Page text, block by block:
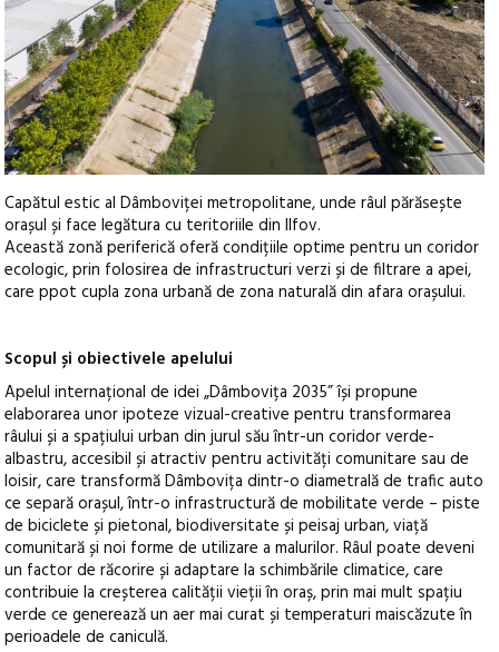
Capătul estic al Dâmboviței metropolitane, unde râul părăsește
orașul și face legătura cu teritoriile din Ilfov.
Această zonă periferică oferă condițiile optime pentru un coridor
ecologic, prin folosirea de infrastructuri verzi și de filtrare a apei,
care ppot cupla zona urbană de zona naturală din afara orașului.
Scopul și obiectivele apelului
Apelul internațional de idei „Dâmbovița 2035” își propune
elaborarea unor ipoteze vizual-creative pentru transformarea
râului și a spațiului urban din jurul său într-un coridor verde-
albastru, accesibil și atractiv pentru activități comunitare sau de
loisir, care transformă Dâmbovița dintr-o diametrală de trafic auto
ce separă orașul, într-o infrastructură de mobilitate verde – piste
de biciclete și pietonal, biodiversitate și peisaj urban, viață
comunitară și noi forme de utilizare a malurilor. Râul poate deveni
un factor de răcorire și adaptare la schimbările climatice, care
contribuie la creșterea calității vieții în oraș, prin mai mult spațiu
verde ce generează un aer mai curat și temperaturi maiscăzute în
perioadele de caniculă.